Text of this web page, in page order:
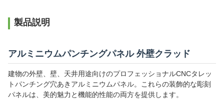
製品説明
アルミニウムパンチングパネル 外壁クラッド
建物の外壁、壁、天井用途向けのプロフェッショナルCNCタレッ
トパンチング穴あきアルミニウムパネル。これらの装飾的な彫刻
パネルは、美的魅力と機能的性能の両方を提供します。